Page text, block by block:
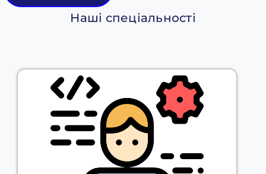
Наші спеціальності